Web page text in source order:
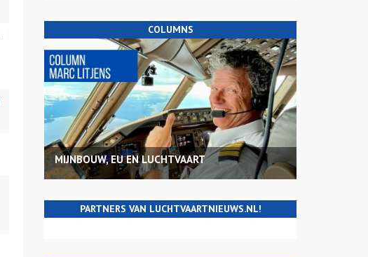
COLUMNS
MIJNBOUW, EU EN LUCHTVAART
PARTNERS VAN LUCHTVAARTNIEUWS.NL!